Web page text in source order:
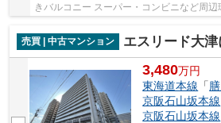
きバルコニー スーパー・コンビニなど周
つき即引き渡し可能です
売買 | 中古マンション
エスリード大津に
3,480万円
東海道本線 「
京阪石山坂本線
京阪石山坂本線